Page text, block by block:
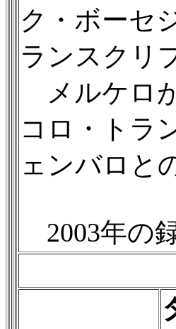
ク・ボーセ
ランスクリ
メルケロ
コロ・トラ
ェンバロと
2003年の録